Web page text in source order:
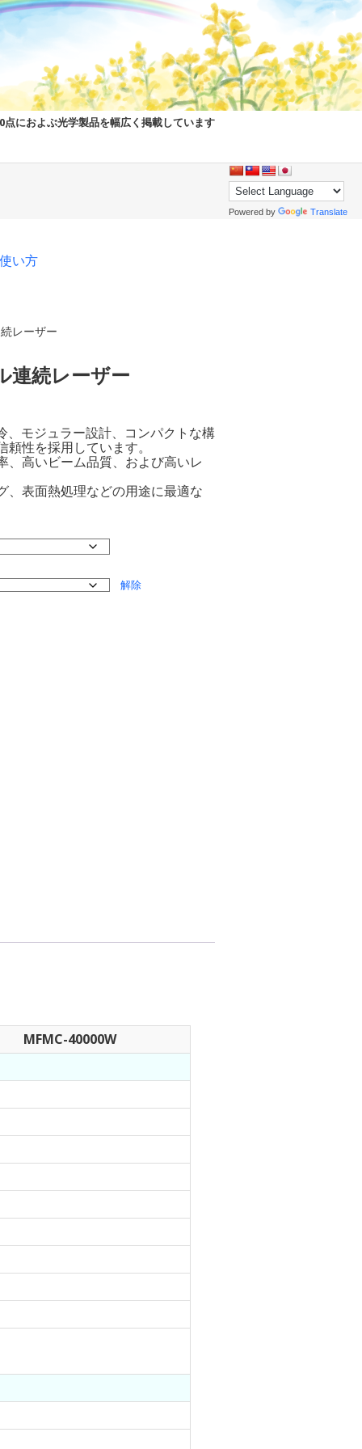
におよぶ光学製品を幅広く掲載しています
Powered by Translate
い方
レーザー
連続レーザー
モジュラー設計、コンパクトな構
性を採用しています。
、高いビーム品質、および高いレ
、表面熱処理などの用途に最適な
解除
MFMC-40000W